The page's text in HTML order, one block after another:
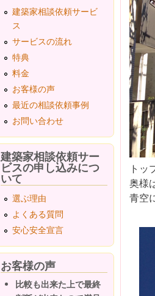
トッ
奥様
青空
建築家相談依頼サービ
ス
サービスの流れ
特典
料金
お客様の声
最近の相談依頼事例
お問い合わせ
建築家相談依頼サー
ビスの申し込みにつ
いて
選ぶ理由
よくある質問
安心安全宣言
お客様の声
比較も出来た上で最終